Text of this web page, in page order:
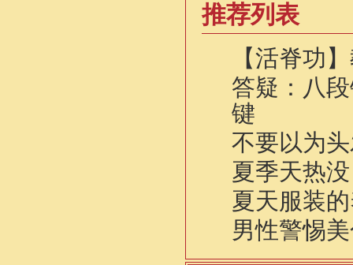
推荐列表
【活脊功
答疑：八
键
不要以为
夏季天热
夏天服装
男性警惕